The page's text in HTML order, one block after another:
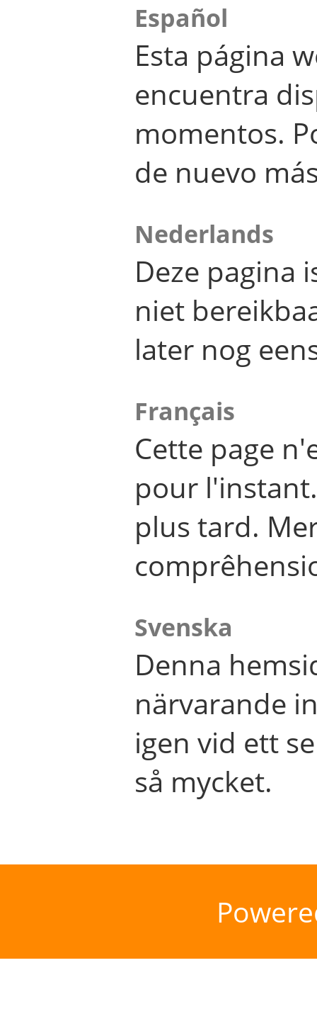
Español
Esta página
encuentra
momentos.
de nuevo
Nederlands
Deze pagina
niet
later nog
Français
Cette page
pour
plus tard.
Svenska
Denna
närvarande
igen vid ett
så mycket.